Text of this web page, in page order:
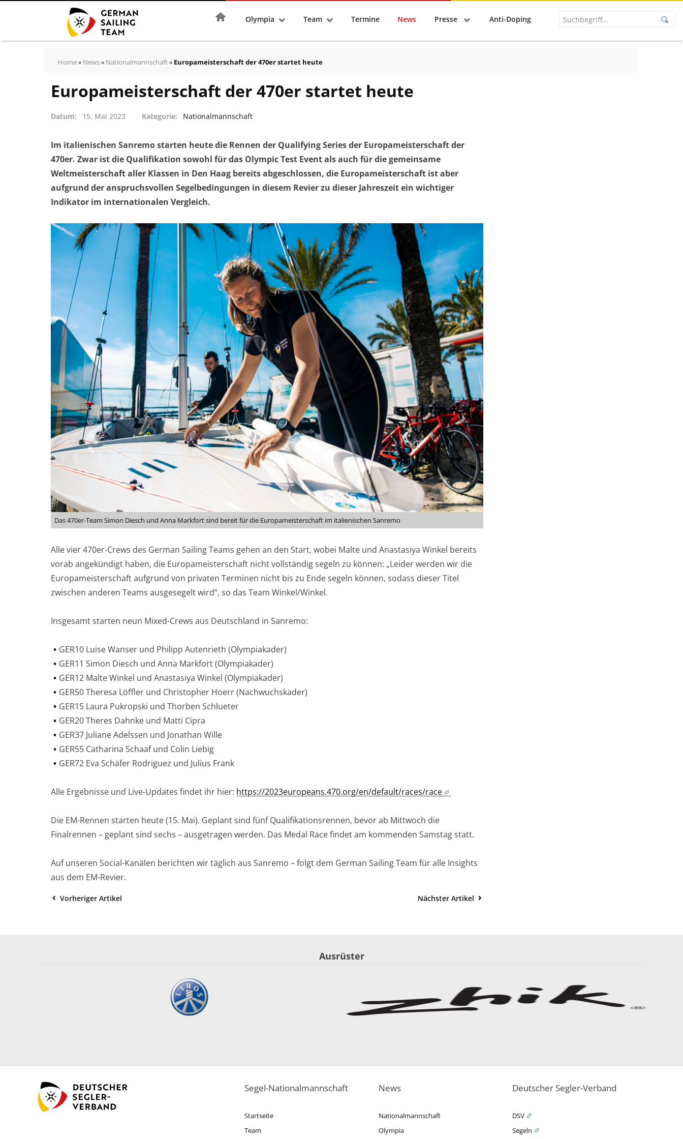
StartseiteOlympia Team Termine News Presse Anti-Doping
Home» News» Nationalmannschaft» Europameisterschaft der 470er startet heute
Europameisterschaft der 470er startet heute
Datum 15. Mai 2023 Kategorie Nationalmannschaft
Im italienischen Sanremo starten heute die Rennen der Qualifying Series der Europameisterschaft der
470er. Zwar ist die Qualifikation sowohl für das Olympic Test Event als auch für die gemeinsame
Weltmeisterschaft aller Klassen in Den Haag bereits abgeschlossen, die Europameisterschaft ist aber
aufgrund der anspruchsvollen Segelbedingungen in diesem Revier zu dieser Jahreszeit ein wichtiger
Indikator im internationalen Vergleich.
Das 470er-Team Simon Diesch und Anna Markfort sind bereit für die Europameisterschaft im italienischen Sanremo
Alle vier 470er-Crews des German Sailing Teams gehen an den Start, wobei Malte und Anastasiya Winkel bereits
vorab angekündigt haben, die Europameisterschaft nicht vollständig segeln zu können: „Leider werden wir die
Europameisterschaft aufgrund von privaten Terminen nicht bis zu Ende segeln können, sodass dieser Titel
zwischen anderen Teams ausgesegelt wird“, so das Team Winkel/Winkel.
Insgesamt starten neun Mixed-Crews aus Deutschland in Sanremo:
GER10 Luise Wanser und Philipp Autenrieth (Olympiakader)
GER11 Simon Diesch und Anna Markfort (Olympiakader)
GER12 Malte Winkel und Anastasiya Winkel (Olympiakader)
GER50 Theresa Löffler und Christopher Hoerr (Nachwuchskader)
GER15 Laura Pukropski und Thorben Schlueter
GER20 Theres Dahnke und Matti Cipra
GER37 Juliane Adelssen und Jonathan Wille
GER55 Catharina Schaaf und Colin Liebig
GER72 Eva Schäfer Rodriguez und Julius Frank
Alle Ergebnisse und Live-Updates findet ihr hier: https://2023europeans.470.org/en/default/races/race
Die EM-Rennen starten heute (15. Mai). Geplant sind fünf Qualifikationsrennen, bevor ab Mittwoch die
Finalrennen – geplant sind sechs – ausgetragen werden. Das Medal Race findet am kommenden Samstag statt.
Auf unseren Social-Kanälen berichten wir täglich aus Sanremo – folgt dem German Sailing Team für alle Insights
aus dem EM-Revier.
Vorheriger Artikel Nächster Artikel
Ausrüster
Segel-Nationalmannschaft
Startseite
Team
Deutscher Segler-Verband
DSV
Segeln
News
Nationalmannschaft
Olympia